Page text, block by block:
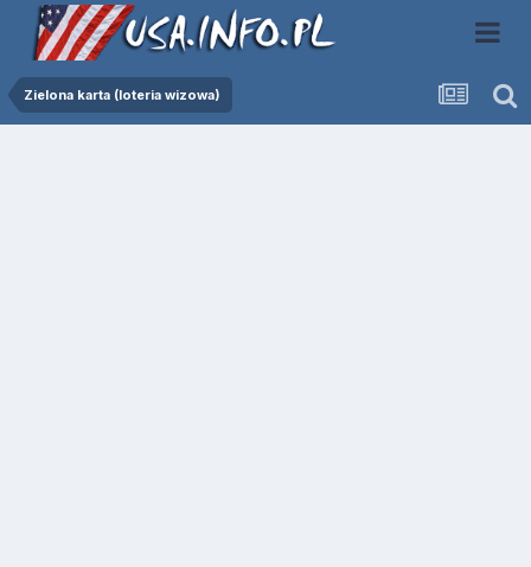
Zielona karta (loteria wizowa)